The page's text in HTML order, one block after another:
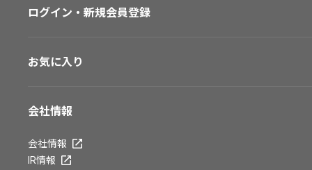
ログイン・新規会員登録
お気に入り
会社情報
会社情報
IR情報